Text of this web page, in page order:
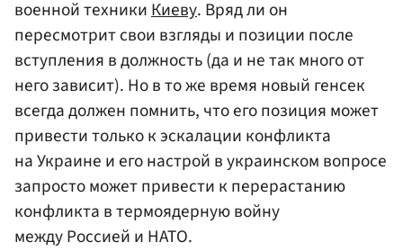
военной техникиКиеву. Вряд ли он
пересмотрит свои взгляды и позиции после
вступления в должность (да и не так много от
него зависит). Но в то же время новый генсек
всегда должен помнить, что его позиция может
привести только к эскалации конфликта
на Украине и его настрой в украинском вопросе
запросто может привести к перерастанию
конфликта в термоядерную войну
между Россией и НАТО.